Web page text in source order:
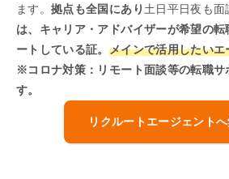
ます。拠点も全国にあり土日平日夜も面
は、キャリア・アドバイザーが希望の
ートしている証。 メインで活用したい
※コロナ対策：リモート面談等の転職サ
す。
リクルートエージェント